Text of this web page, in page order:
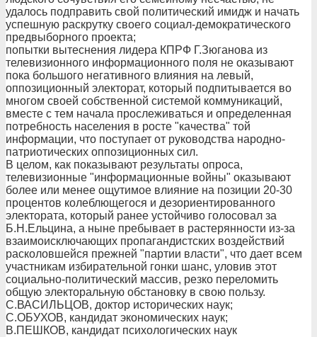
удалось подправить свой политический имидж и начать
успешную раскрутку своего социал-демократического
предвыборного проекта;
попытки вытеснения лидера КПРФ Г.Зюганова из
телевизионного информационного поля не оказывают
пока большого негативного влияния на левый,
оппозиционный электорат, который подпитывается во
многом своей собственной системой коммуникаций,
вместе с тем начала прослеживаться и определенная
потребность населения в росте "качества" той
информации, что поступает от руководства народно-
патриотических оппозиционных сил.
В целом, как показывают результаты опроса,
телевизионные "информационные войны" оказывают
более или менее ощутимое влияние на позиции 20-30
процентов колеблющегося и дезориентированного
электората, который ранее устойчиво голосовал за
Б.Н.Ельцина, а ныне пребывает в растерянности из-за
взаимоисключающих пропагандистских воздействий
расколовшейся прежней "партии власти", что дает всем
участникам избирательной гонки шанс, уловив этот
социально-политический массив, резко переломить
общую электоральную обстановку в свою пользу.
С.ВАСИЛЬЦОВ, доктор исторических наук;
С.ОБУХОВ, кандидат экономических наук;
В.ПЕШКОВ, кандидат психологических наук